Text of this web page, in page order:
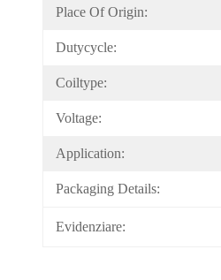
Place Of Origin:
Dutycycle:
Coiltype:
Voltage:
Application:
Packaging Details:
Evidenziare: